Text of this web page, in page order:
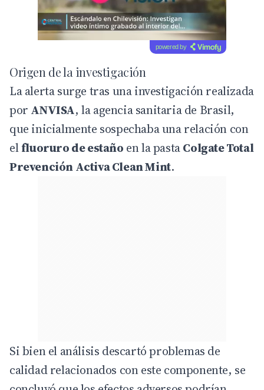
powered by
Origen de la investigación
La alerta surge tras una investigación realizada
por ANVISA, la agencia sanitaria de Brasil,
que inicialmente sospechaba una relación con
elfluoruro de estaño en la pastaColgate Total
Prevención Activa Clean Mint.
Si bien el análisis descartó problemas de
calidad relacionados con este componente, se